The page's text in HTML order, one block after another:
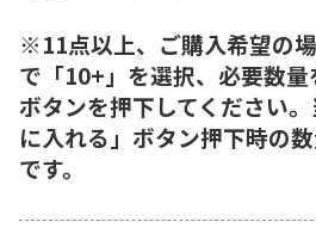
※11点以上、ご購入希望の
で「10+」を選択、必要数量
ボタンを押下してください
に入れる」ボタン押下時の
です。